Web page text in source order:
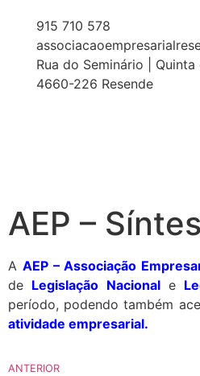
915 710 578
Rua do Seminário | Quinta
4660-226 Resende
AEP –
A AEP – Associação
de Legislação Nacionale
período, podendo também
atividade empresarial.
ANTERIOR